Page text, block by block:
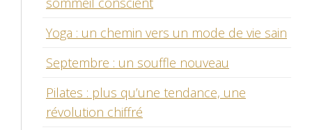
Yoga : un chemin vers un mode de vie sain
Septembre : un souffle nouveau
Pilates : plus qu’une tendance, une
révolution chiffré